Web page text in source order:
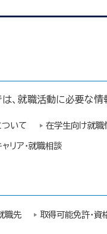
は、就職活動に必要な
ついて 在学生向け就職
ャリア・就職相談
職先 取得可能免許・資